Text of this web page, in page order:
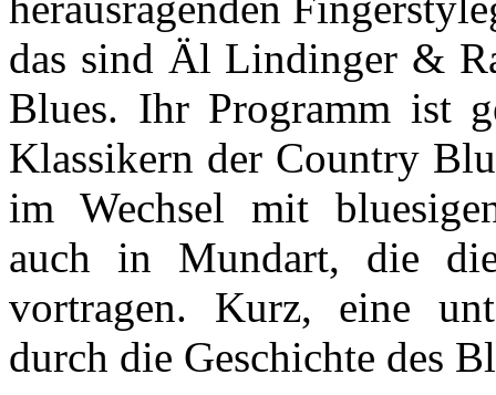
das sind Äl Lindinger &
Blues. Ihr Programm ist
Klassikern der Country
im Wechsel mit
auch in Mundart, die
vortragen. Kurz, eine
durch die Geschichte des